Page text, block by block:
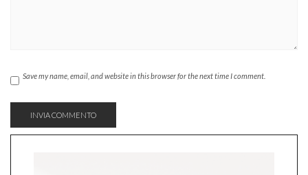
Save my name, email, and website in this browser for the next time I comment.